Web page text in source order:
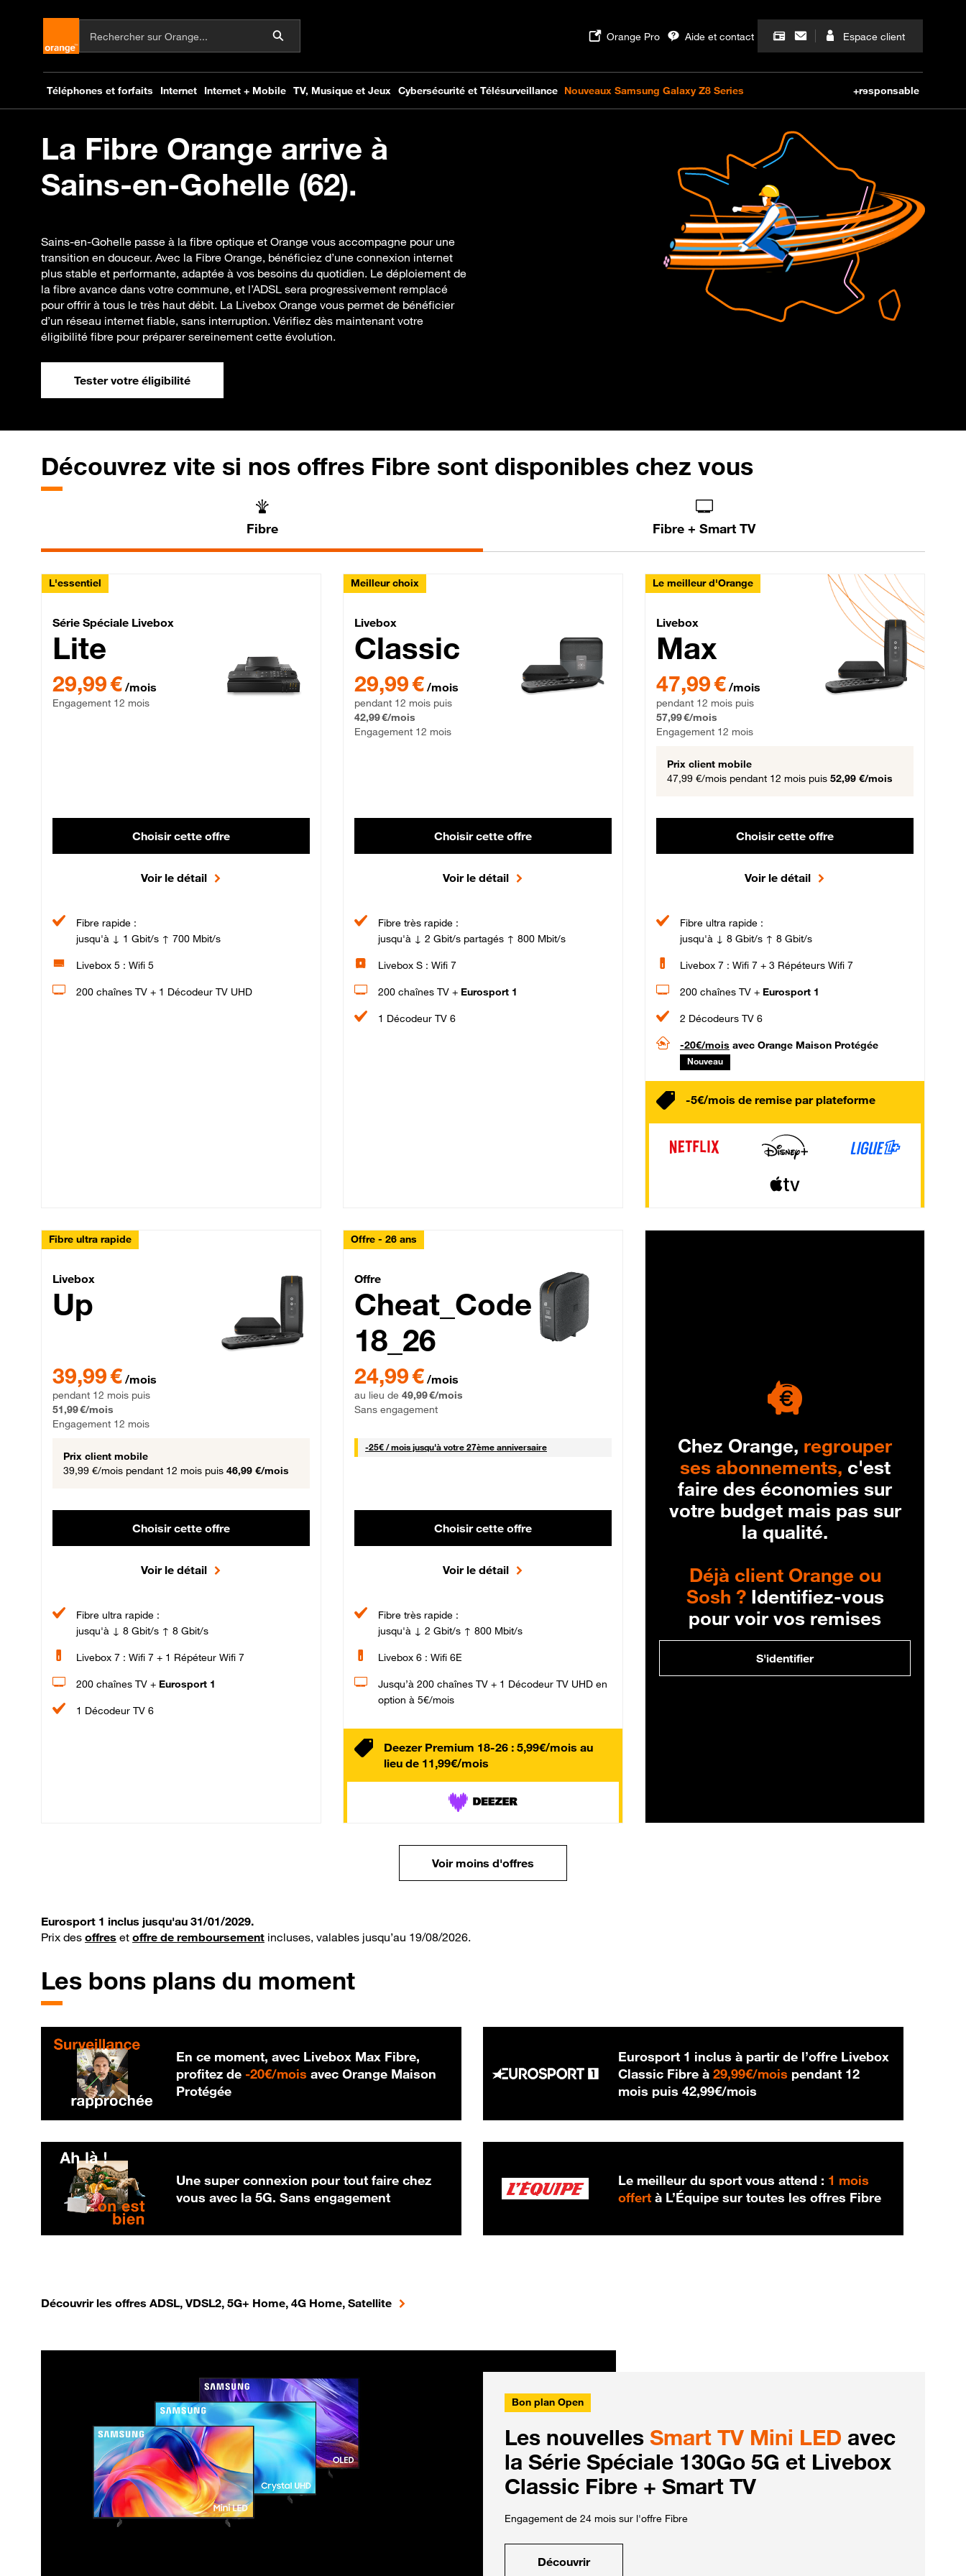
La Fibre Orange arrive à
Sains-en-Gohelle (62).
Sains-en-Gohelle passe à la fibre optique et Orange vous accompagne pour une
transition en douceur. Avec la Fibre Orange, bénéficiez d’une connexion internet
plus stable et performante, adaptée à vos besoins du quotidien. Le déploiement de
la fibre avance dans votre commune, et l’ADSL sera progressivement remplacé
pour offrir à tous le très haut débit. La Livebox Orange vous permet de bénéficier
d’un réseau internet fiable, sans interruption. Vérifiez dès maintenant votre
éligibilité fibre pour préparer sereinement cette évolution.
Tester votre éligibilité
Découvrez vite si nos offres Fibre sont disponibles chez vous
Fibre Fibre + Smart TV
L'essentiel
Série Spéciale Livebox Lite Fibre
Série Spéciale Livebox
Lite
29,99 € par mois , Engagement 12 mois
29,99 € /mois
Engagement 12 mois
Choisir cette offre
Voir le détail
Fibre rapide :
jusqu'à ↓ 1 Gbit/s ↑ 700 Mbit/s
Livebox 5 : Wifi 5
200 chaînes TV + 1 Décodeur TV UHD
Meilleur choix
Livebox Classic Fibre
Livebox
Classic
29,99 € par mois pendant 12 mois puis 42,99 € par mois, Engagement 12 mois
29,99 € /mois
pendant 12 mois puis
42,99 €/mois
Engagement 12 mois
Choisir cette offre
Voir le détail
Fibre très rapide :
jusqu'à ↓ 2 Gbit/s partagés ↑ 800 Mbit/s
Livebox S : Wifi 7
200 chaînes TV + Eurosport 1
1 Décodeur TV 6
Le meilleur d'Orange
Livebox Max Fibre
Livebox
Max
47,99 € par mois pendant 12 mois puis 57,99 € par mois,
47,99 € /mois
pendant 12 mois puis
57,99 €/mois
Engagement 12 mois
Prix client mobile
47,99 €/mois pendant 12 mois puis 52,99 €/mois
Choisir cette offre
Voir le détail
Fibre ultra rapide :
jusqu'à ↓ 8 Gbit/s ↑ 8 Gbit/s
Livebox 7 : Wifi 7 + 3 Répéteurs Wifi 7
200 chaînes TV + Eurosport 1
2 Décodeurs TV 6
-20€/mois avec Orange Maison Protégée
Nouveau
-5€/mois de remise par plateforme
Fibre ultra rapide
Livebox Up Fibre
Livebox
Up
39,99 € /mois
pendant 12 mois puis
51,99 €/mois
Engagement 12 mois
Prix client mobile
39,99 €/mois pendant 12 mois puis 46,99 €/mois
Choisir cette offre
Voir le détail
Fibre ultra rapide :
jusqu'à ↓ 8 Gbit/s ↑ 8 Gbit/s
Livebox 7 : Wifi 7 + 1 Répéteur Wifi 7
200 chaînes TV + Eurosport 1
1 Décodeur TV 6
Offre - 26 ans
Cheat_Code Fibre_18_26
Offre
Cheat_Code
18_26
24,99 € /mois
au lieu de 49,99 €/mois
Sans engagement
-25€ / mois25 € par mois
jusqu'à votre 27ème anniversaire
Choisir cette offre
Voir le détail
Fibre très rapide :
jusqu'à ↓ 2 Gbit/s ↑ 800 Mbit/s
Livebox 6 : Wifi 6E
Jusqu’à 200 chaînes TV + 1 Décodeur TV UHD en
option à 5€/mois
Deezer Premium 18-26 : 5,99€/mois au
lieu de 11,99€/mois
Chez Orange, regrouper
ses abonnements, c'est
faire des économies sur
votre budget mais pas sur
la qualité.
Déjà client Orange ou
Sosh ?Identifiez-vous
pour voir vos remises
S'identifier
Voir moins d'offres
Eurosport 1 inclus jusqu'au 31/01/2029.
Prix des offres et offre de remboursement incluses, valables jusqu’au 19/08/2026.
Les bons plans du moment
En ce moment, avec Livebox Max Fibre,
profitez de -20€/mois 20 € par mois
avec Orange Maison
Protégée
Eurosport 1 inclus à partir de l’offre Livebox
Classic Fibre à29,99€/mois 29,99 € par mois
pendant 12
mois puis42,99€/mois
Une super connexion pour tout faire chez
vous avec la 5G. Sans engagement
Le meilleur du sport vous attend : 1 mois
offert à L’Équipe sur toutes les offres Fibre
Découvrir les offres ADSL, VDSL2, 5G+ Home, 4G Home, Satellite
Bon plan Open
Les nouvelles Smart TV Mini LED avec
la Série Spéciale 130Go 5G et Livebox
Classic Fibre + Smart TV
Engagement de 24 mois sur l'offre Fibre
Découvrir